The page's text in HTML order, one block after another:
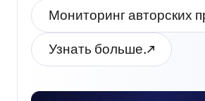
Мониторинг авторских
Узнать больше.